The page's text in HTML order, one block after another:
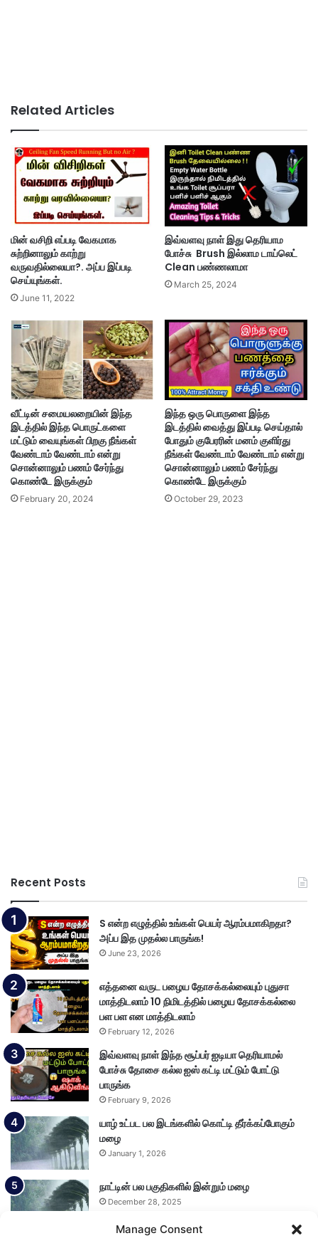
Manage Consent
Related Articles
மின் வசிறி எப்படி வேகமாக
சுற்றினாலும் காற்று
வருவதில்லையா?. அப்ப இப்படி
செய்யுங்கள்.
June 11, 2022
இவ்வளவு நாள் இது தெரியாம
போச்சு Brush இல்லாம டாய்லெட்
Clean பண்ணலாமா
March 25, 2024
வீட்டின் சமையலறையின் இந்த
இடத்தில் இந்த பொருட்களை
மட்டும் வையுங்கள் பிறகு நீங்கள்
வேண்டாம் வேண்டாம் என்று
சொன்னாலும் பணம் சேர்ந்து
கொண்டே இருக்கும்
February 20, 2024
இந்த ஒரு பொருளை இந்த
இடத்தில் வைத்து இப்படி செய்தால்
போதும் குபேரரின் மனம் குளிர்து
நீங்கள் வேண்டாம் வேண்டாம் என்று
சொன்னாலும் பணம் சேர்ந்து
கொண்டே இருக்கும்
October 29, 2023
Recent Posts
S என்ற எழுத்தில் உங்கள் பெயர் ஆரம்பமாகிறதா?
அப்ப இத முதல்ல பாருங்க!
June 23, 2026
எத்தனை வருட பழைய தோசக்கல்லையும் புதுசா
மாத்திடலாம் 10 நிமிடத்தில் பழைய தோசக்கல்லை
பள பள என மாத்திடலாம்
February 12, 2026
இவ்வளவு நாள் இந்த சூப்பர் ஐடியா தெரியாமல்
போச்சு தோசை கல்ல ஐஸ் கட்டி மட்டும் போட்டு
பாருங்க
February 9, 2026
யாழ் உட்பட பல இடங்களில் கொட்டி தீர்க்கப்போகும்
மழை
January 1, 2026
நாட்டின் பல பகுதிகளில் இன்றும் மழை
December 28, 2025